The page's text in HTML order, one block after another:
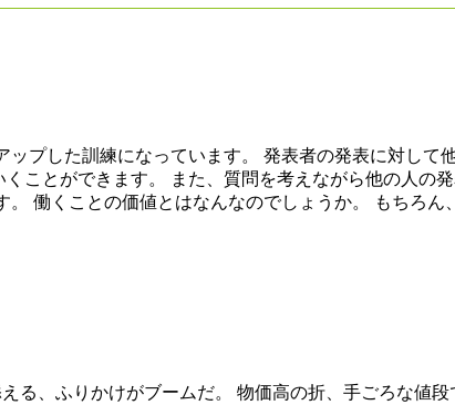
プした訓練になっています。 発表者の発表に対して
ことができます。 また、質問を考えながら他の人の
働くことの価値とはなんなのでしょうか。 もちろん
る、ふりかけがブームだ。 物価高の折、手ごろな値